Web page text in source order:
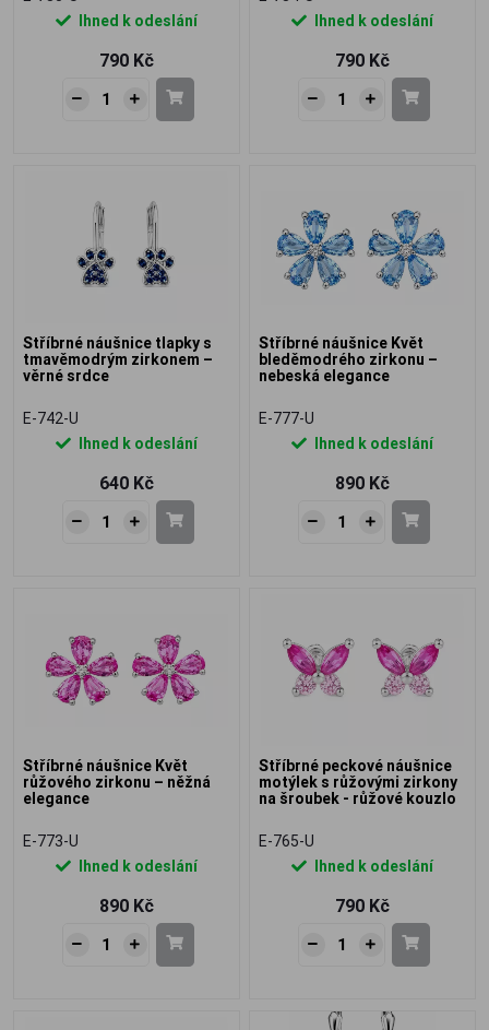
Ihned k odeslání
790 Kč
Ihned k odeslání
790 Kč
Stříbrné náušnice tlapky s
tmavěmodrým zirkonem –
věrné srdce
E-742-U
Ihned k odeslání
640 Kč
Stříbrné náušnice Květ
bleděmodrého zirkonu –
nebeská elegance
E-777-U
Ihned k odeslání
890 Kč
Stříbrné náušnice Květ
růžového zirkonu – něžná
elegance
E-773-U
Ihned k odeslání
890 Kč
Stříbrné peckové náušnice
motýlek s růžovými zirkony
na šroubek - růžové kouzlo
E-765-U
Ihned k odeslání
790 Kč